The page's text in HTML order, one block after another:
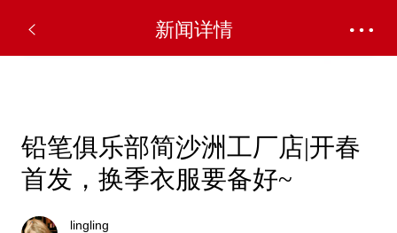
新闻详情
铅笔俱乐部简沙洲工厂店|开春
首发，换季衣服要备好~
lingling